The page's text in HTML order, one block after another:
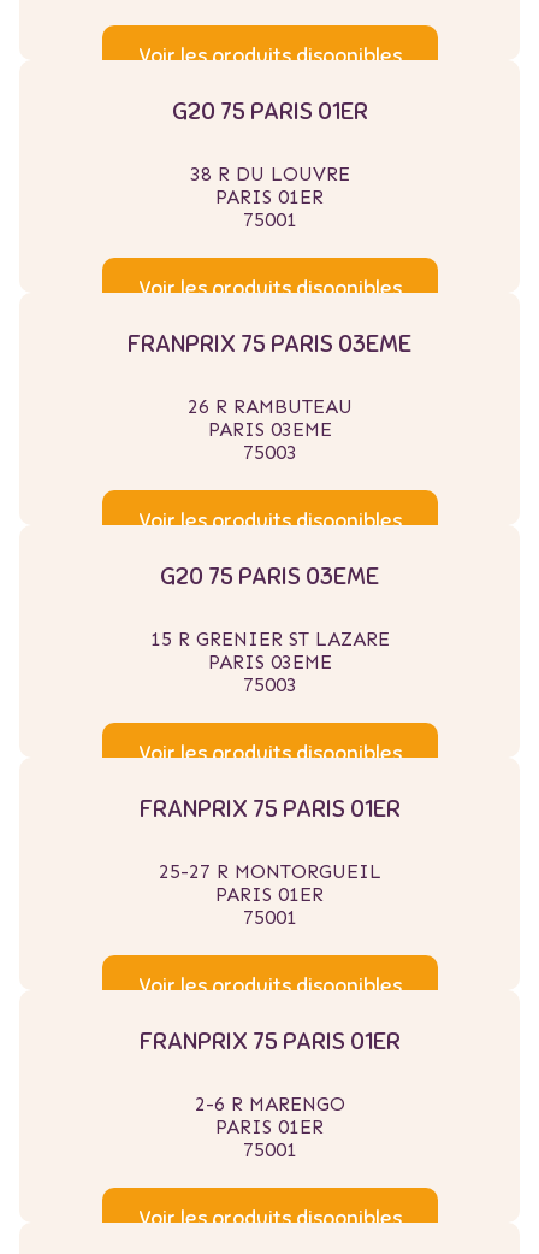
Voir les produits disponibles
G20 75 PARIS 01ER
38 R DU LOUVRE
PARIS 01ER
75001
Voir les produits disponibles
FRANPRIX 75 PARIS 03EME
26 R RAMBUTEAU
PARIS 03EME
75003
Voir les produits disponibles
G20 75 PARIS 03EME
15 R GRENIER ST LAZARE
PARIS 03EME
75003
Voir les produits disponibles
FRANPRIX 75 PARIS 01ER
25-27 R MONTORGUEIL
PARIS 01ER
75001
Voir les produits disponibles
FRANPRIX 75 PARIS 01ER
2-6 R MARENGO
PARIS 01ER
75001
Voir les produits disponibles